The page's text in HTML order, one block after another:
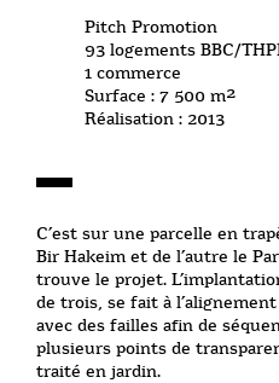
Pitch Promotion
93 logements BBC/
1 commerce
Surface : 7 500 m²
Réalisation : 2013
C’est sur une parcelle en
Bir Hakeim et de l’autre le
trouve le projet.
de trois, se fait à
avec des failles afin de
plusieurs points de
traité en jardin.